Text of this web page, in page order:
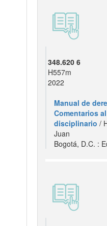
348.620 6
H557m
2022
Manual de
Comentarios
disciplinario /
Juan
Bogotá, D.C. :